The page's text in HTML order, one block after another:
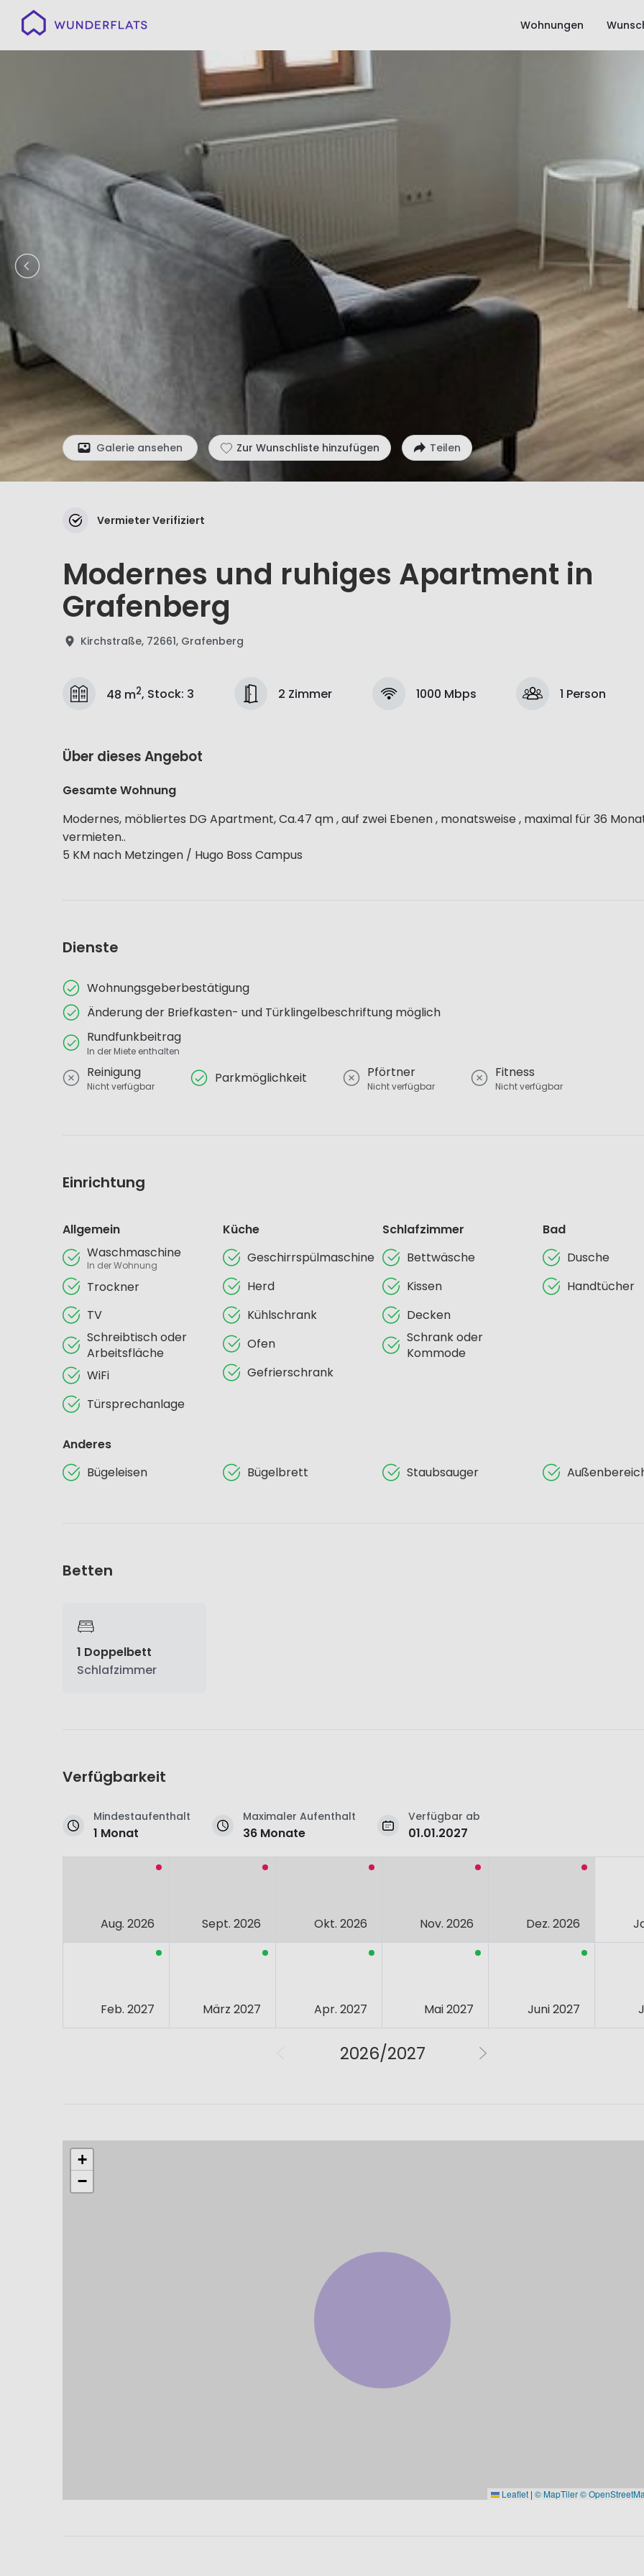
Wunderflats Wohnungen
Galerie ansehen Zur Wunschliste hinzufügen Teilen
Vermieter Verifiziert
Modernes und ruhiges Apartment in
Grafenberg
Kirchstraße, 72661, Grafenberg
48 m2, Stock: 3 2 Zimmer 1000 Mbps 1 Person
Über dieses Angebot
Gesamte Wohnung
Modernes, möbliertes DG Apartment, Ca.47 qm , auf zwei Ebenen , monatsweise , maximal für 36
vermieten..
5 KM nach Metzingen / Hugo Boss Campus
Dienste
Wohnungsgeberbestätigung
Änderung der Briefkasten- und Türklingelbeschriftung möglich
Rundfunkbeitrag
In der Miete enthalten
Reinigung
Nicht verfügbar
Parkmöglichkeit Pförtner
Nicht verfügbar
Fitness
Nicht verfügbar
Einrichtung
Allgemein
Waschmaschine
In der Wohnung
Trockner
TV
Schreibtisch oder
Arbeitsfläche
WiFi
Türsprechanlage
Küche
Geschirrspülmaschine
Herd
Kühlschrank
Ofen
Gefrierschrank
Schlafzimmer
Bettwäsche
Kissen
Decken
Schrank oder
Kommode
Bad
Dusche
Handtücher
Anderes
Bügeleisen
Bügelbrett Staubsauger
Betten
1 Doppelbett
Schlafzimmer
Verfügbarkeit
Mindestaufenthalt
1 Monat
Maximaler Aufenthalt
36 Monate
Verfügbar ab
01.01.2027
Aug. 2026 Sept. 2026 Okt. 2026 Nov. 2026 Dez. 2026
Feb. 2027 März 2027 Apr. 2027 Mai 2027 Juni 2027
2026/2027
+
−
Leaflet | © MapTiler©